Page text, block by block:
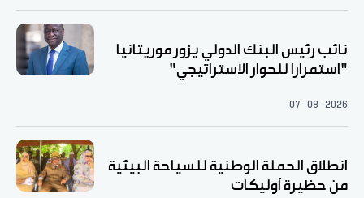
نائب رئيس البنك الدولي يزور موريتانيا
"استمرارا للحوار الاستراتيجي"
07-08-2026
انطلاق الحملة الوطنية للسياحة البيئية
من حظيرة آوليكات